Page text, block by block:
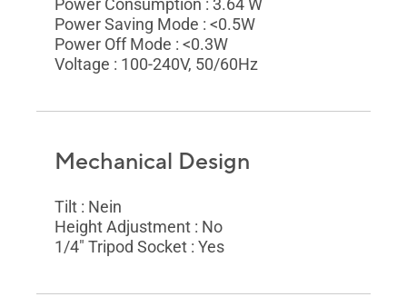
Power Consumption : 3.64 W
Power Saving Mode : <0.5W
Power Off Mode : <0.3W
Voltage : 100-240V, 50/60Hz
Mechanical Design
Tilt : Nein
Height Adjustment : No
1/4" Tripod Socket : Yes